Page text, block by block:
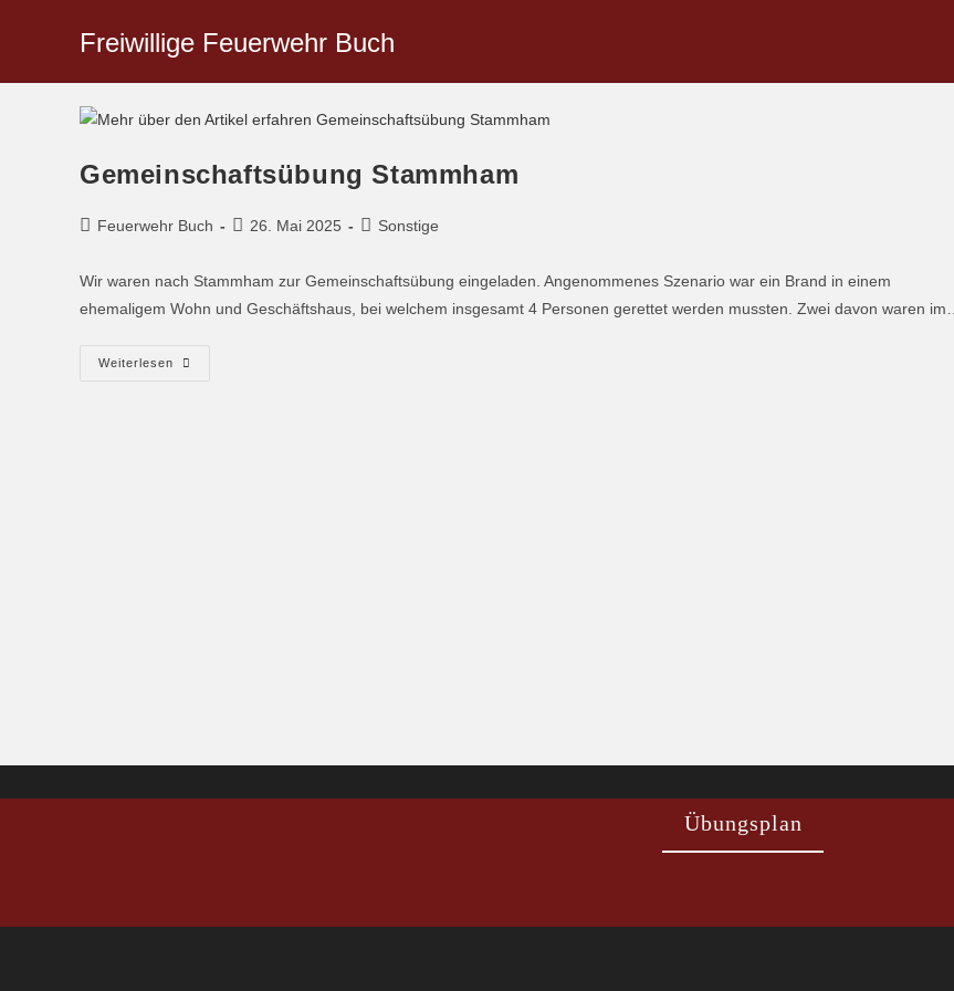
Freiwillige Feuerwehr Buch
Gemeinschaftsübung Stammham
Feuerwehr Buch 26. Mai 2025 Sonstige
Wir waren nach Stammham zur Gemeinschaftsübung eingeladen. Angenommenes Szenario war ein Brand in einem
ehemaligem Wohn und Geschäftshaus, bei welchem insgesamt 4 Personen gerettet werden mussten. Zwei davon waren im…
Weiterlesen
Übungsplan